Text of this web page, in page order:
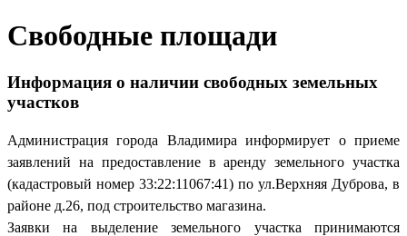
Свободные площади
Информация о наличии свободных земельных
участков
Администрация города Владимира информирует о приеме
заявлений на предоставление в аренду земельного участка
(кадастровый номер 33:22:11067:41) по ул.Верхняя Дуброва, в
районе д.26, под строительство магазина.
Заявки на выделение земельного участка принимаются